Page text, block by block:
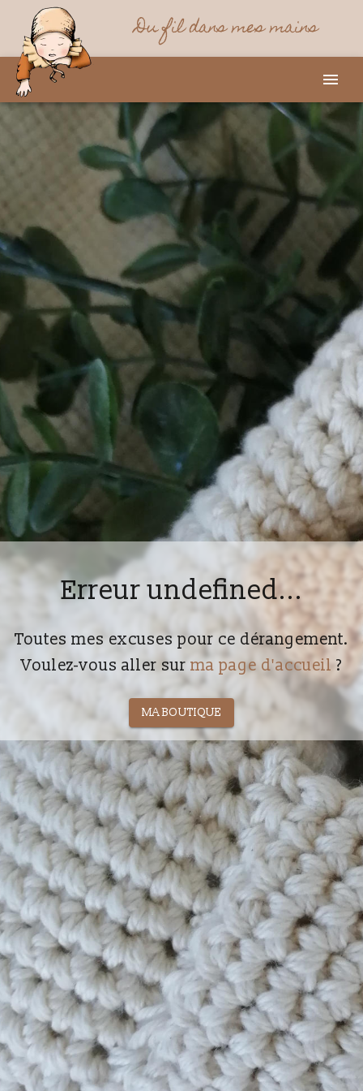
Du fil dans mes mains
Erreur undefined...
Toutes mes excuses pour ce dérangement.
Voulez-vous aller sur ma page d'accueil ?
MA BOUTIQUE